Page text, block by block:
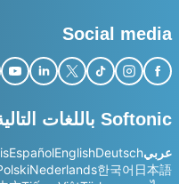
Social media
Softonic باللغات التالية:
عربيDeutsch
English
Español
日本語
한국어
Nederlands